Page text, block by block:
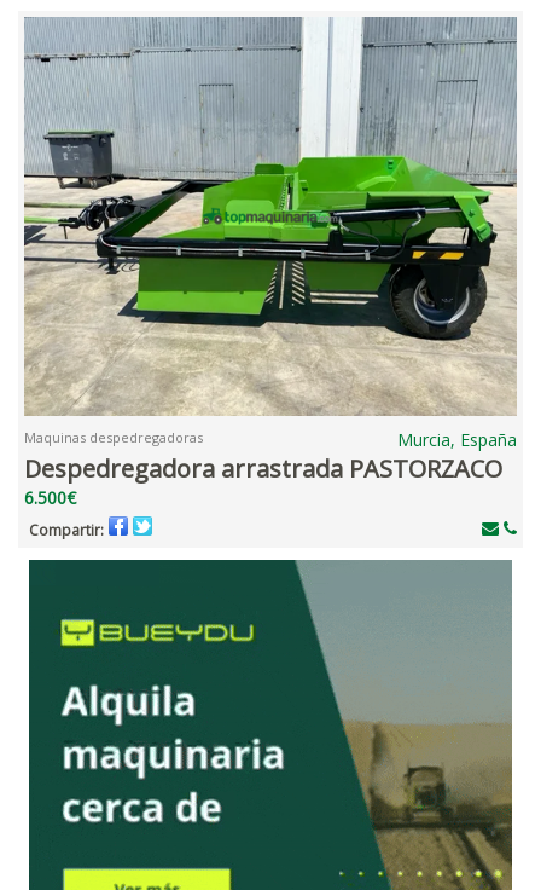
Maquinas despedregadoras Murcia, España
Despedregadora arrastrada PASTORZACO
6.500€
Compartir: